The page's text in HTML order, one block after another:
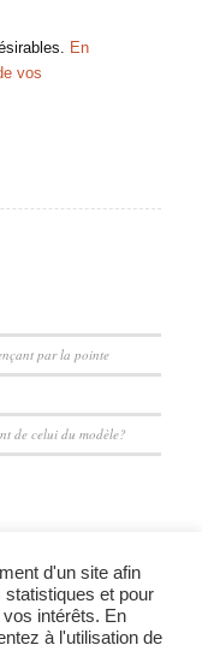
En
vos
par la pointe
de celui du modèle?
d'un site afin
et pour
intérêts. En
à l'utilisation de